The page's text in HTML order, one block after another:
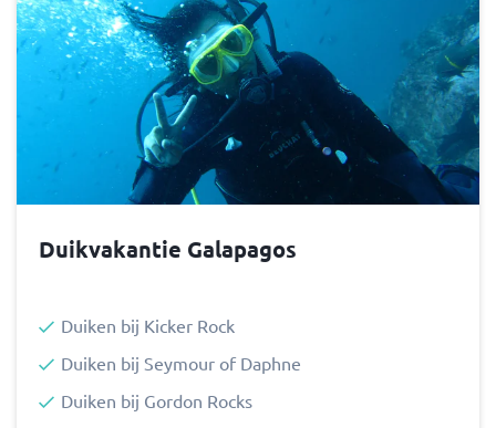
Duikvakantie Galapagos
Duiken bij Kicker Rock
Duiken bij Seymour of Daphne
Duiken bij Gordon Rocks